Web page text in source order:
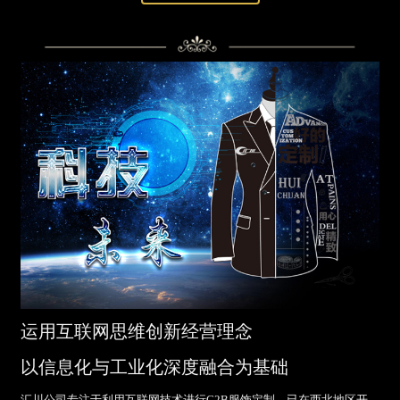
运用互联网思维创新经营理念
以信息化与工业化深度融合为基础